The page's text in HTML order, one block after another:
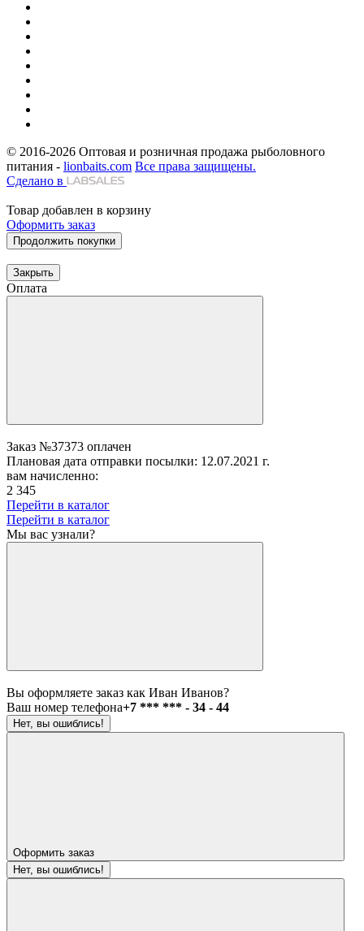
© 2016-2026 Оптовая и розничная продажа рыболовного
питания - lionbaits.com Все права защищены.
Сделано в
Товар добавлен в корзину
Оформить заказ
Продолжить покупки
Закрыть
Оплата
Заказ №37373 оплачен
Плановая дата отправки посылки: 12.07.2021 г.
вам начисленно:
2 345
Перейти в каталог
Перейти в каталог
Мы вас узнали?
Вы оформляете заказ как Иван Иванов?
Ваш номер телефона+7 *** *** - 34 - 44
Нет, вы ошиблись!
Оформить заказ
Нет, вы ошиблись!